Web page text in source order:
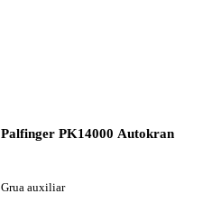
Palfinger PK14000 Autokran
Grua auxiliar